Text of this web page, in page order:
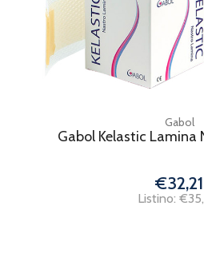
Gabol
Gabol Kelastic Lamina
€32,21
Listino: